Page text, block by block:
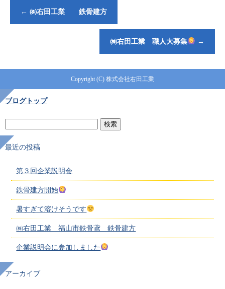
← ㈱右田工業 鉄骨建方
㈱右田工業 職人大募集 →
Copyright (C) 株式会社右田工業
ブログトップ
最近の投稿
第３回企業説明会
鉄骨建方開始
暑すぎて溶けそうです
㈱右田工業 福山市鉄骨鳶 鉄骨建方
企業説明会に参加しました
アーカイブ